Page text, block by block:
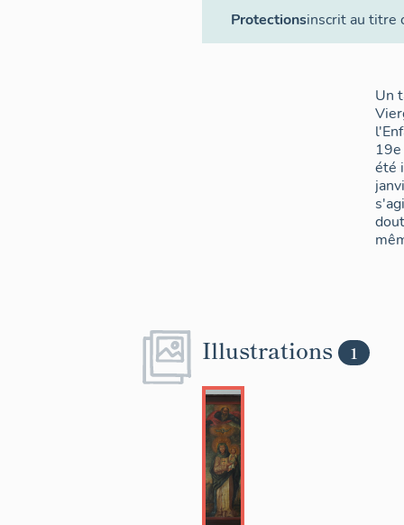
Protectionsinscrit au titre
Un
été
Illustrations 1